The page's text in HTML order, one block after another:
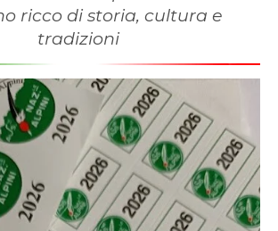
ricco di storia, cultura e
tradizioni